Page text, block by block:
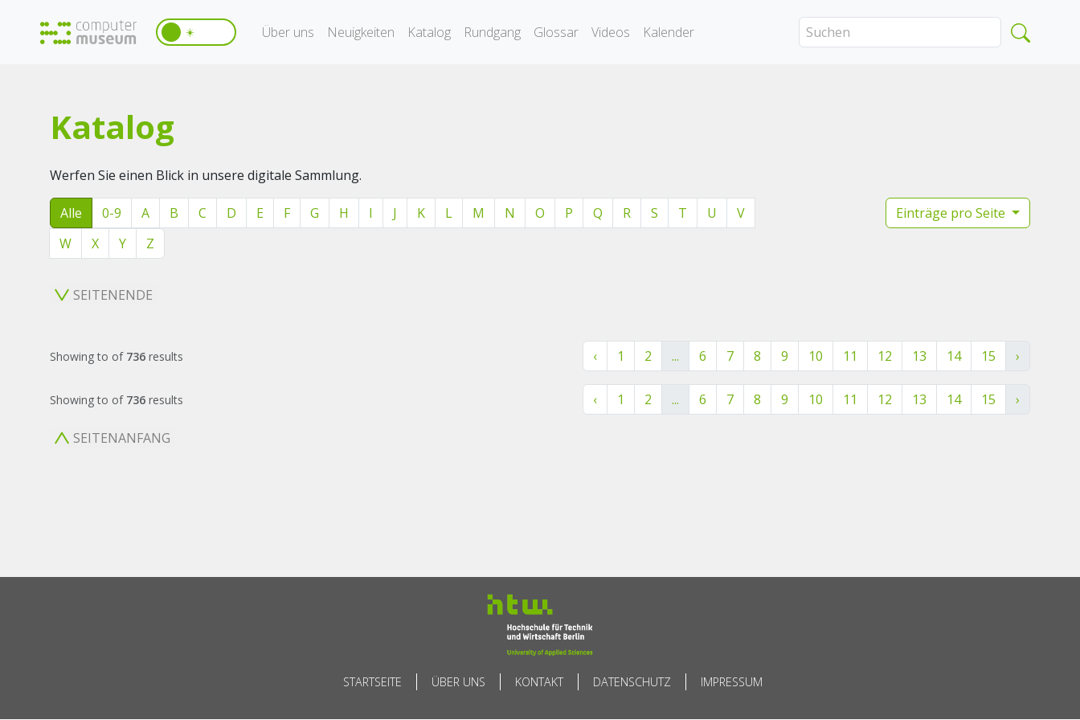
☀️ Über uns Neuigkeiten Katalog Rundgang Glossar Videos Kalender
Katalog
Werfen Sie einen Blick in unsere digitale Sammlung.
Alle 0-9 A B C D E F G H I J K L M N O P Q R S T U
V
W
X Y Z
Einträge pro Seite
SEITENENDE
Showingto of 736 results ‹ 1 2 ... 6 7 8 9 10 11 12 13 14 15 ›
Showingto of 736 results ‹ 1 2 ... 6 7 8 9 10 11 12 13 14 15 ›
SEITENANFANG
STARTSEITE ÜBER UNS KONTAKT DATENSCHUTZ IMPRESSUM